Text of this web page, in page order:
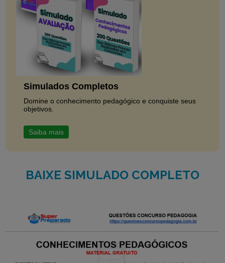
Simulados Completos
Domine o conhecimento pedagógico e conquiste seus
objetivos.
Saiba mais
BAIXE SIMULADO COMPLETO